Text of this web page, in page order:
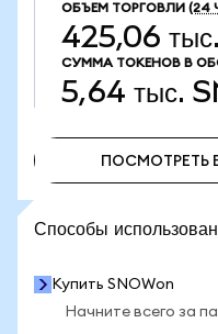
ОБЪЕМ ТОРГОВЛИ (24
425,06
СУММА ТОКЕНОВ В
5,64 тыс.
ПОСМОТРЕТЬ
Способы
Купить SNOWon
Начните всего за